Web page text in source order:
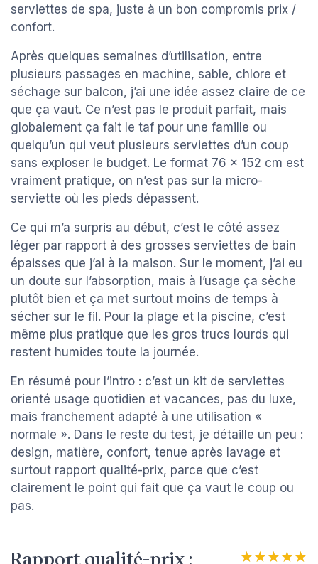
serviettes de spa, juste à un bon compromis prix /
confort.
Après quelques semaines d’utilisation, entre
plusieurs passages en machine, sable, chlore et
séchage sur balcon, j’ai une idée assez claire de ce
que ça vaut. Ce n’est pas le produit parfait, mais
globalement ça fait le taf pour une famille ou
quelqu’un qui veut plusieurs serviettes d’un coup
sans exploser le budget. Le format 76 x 152 cm est
vraiment pratique, on n’est pas sur la micro-
serviette où les pieds dépassent.
Ce qui m’a surpris au début, c’est le côté assez
léger par rapport à des grosses serviettes de bain
épaisses que j’ai à la maison. Sur le moment, j’ai eu
un doute sur l’absorption, mais à l’usage ça sèche
plutôt bien et ça met surtout moins de temps à
sécher sur le fil. Pour la plage et la piscine, c’est
même plus pratique que les gros trucs lourds qui
restent humides toute la journée.
En résumé pour l’intro : c’est un kit de serviettes
orienté usage quotidien et vacances, pas du luxe,
mais franchement adapté à une utilisation «
normale ». Dans le reste du test, je détaille un peu :
design, matière, confort, tenue après lavage et
surtout rapport qualité-prix, parce que c’est
clairement le point qui fait que ça vaut le coup ou
pas.
★★★★★
★★★★★